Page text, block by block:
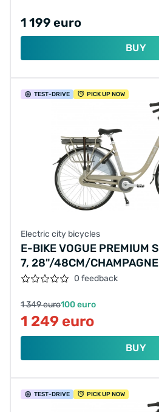
1 199 euro
BUY
TEST-DRIVE PICK UP NOW
Electric city bicycles
E-BIKE VOGUE PREMIUM
7, 28"/48CM/
468WH, UART (1000415)
0 feedback
1 349 euro100 euro
1 249 euro
BUY
TEST-DRIVE PICK UP NOW